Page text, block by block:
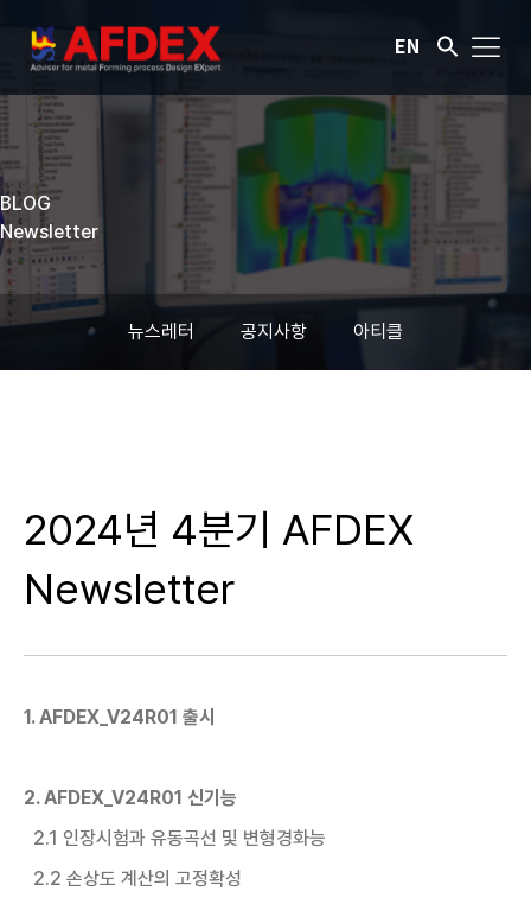
EN
BLOG
Newsletter
뉴스레터 공지사항 아티클
2024년 4분기 AFDEX
Newsletter
1. AFDEX_V24R01 출시
2. AFDEX_V24R01 신기능
2.1 인장시험과 유동곡선 및 변형경화능
2.2 손상도 계산의 고정확성